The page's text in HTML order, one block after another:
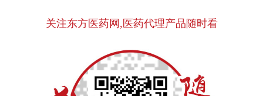
关注东方医药网,医药代理产品随时看